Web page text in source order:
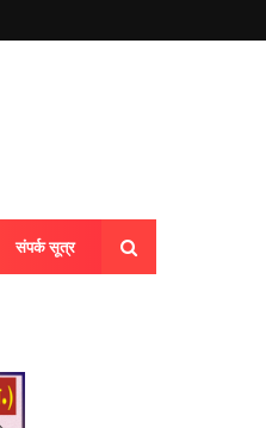
संपर्क सूत्र